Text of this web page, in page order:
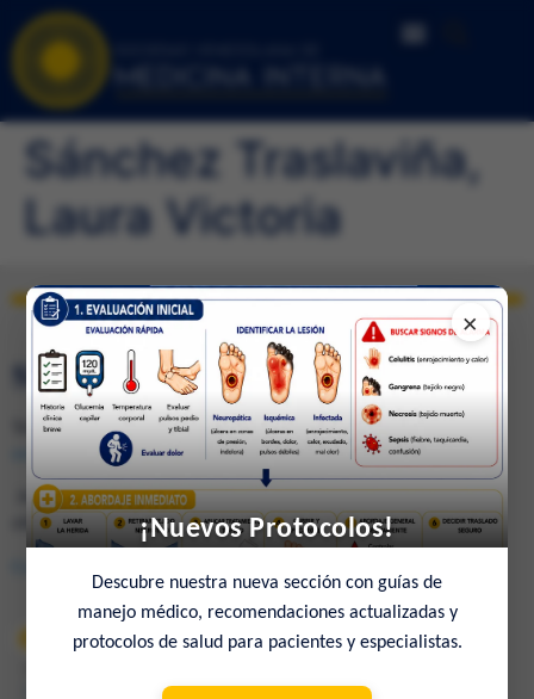
Sánchez Traslaviña,
Laura Victoria
SEDE DE CARACAS
Telfs.: 0212-285.0237 / 285.4026 (Fax) e-mail:
svmi2007@gmail.com
Av. Francisco de Miranda, Ed. Mene Grande, Piso 6,
oficina 6-4 Caracas 1010 – Venezuela
×
¡Nuevos Protocolos!
Descubre nuestra nueva sección con guías de
manejo médico, recomendaciones actualizadas y
protocolos de salud para pacientes y especialistas.